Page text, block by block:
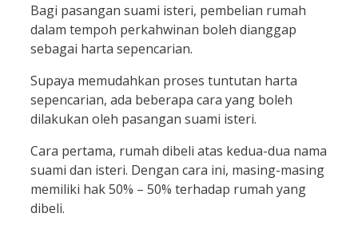
Bagi pasangan suami isteri, pembelian rumah
dalam tempoh perkahwinan boleh dianggap
sebagai harta sepencarian.
Supaya memudahkan proses tuntutan harta
sepencarian, ada beberapa cara yang boleh
dilakukan oleh pasangan suami isteri.
Cara pertama, rumah dibeli atas kedua-dua nama
suami dan isteri. Dengan cara ini, masing-masing
memiliki hak 50% – 50% terhadap rumah yang
dibeli.